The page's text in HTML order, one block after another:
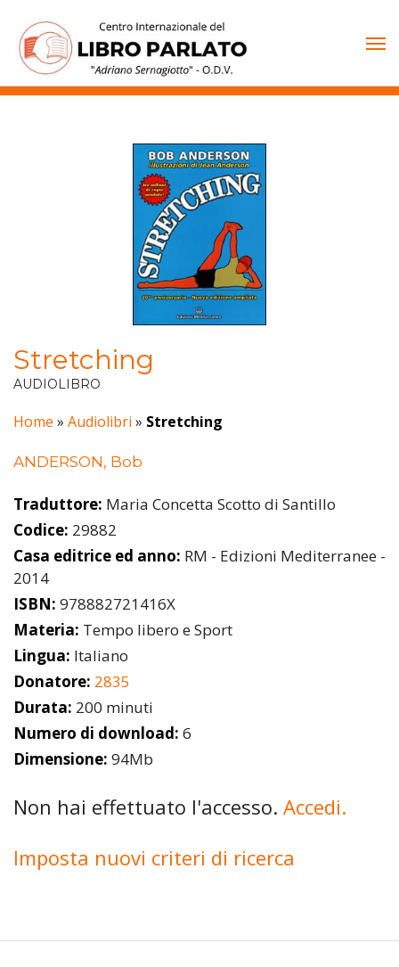
contenuto
Stretching
AUDIOLIBRO
Home » Audiolibri » Stretching
ANDERSON, Bob
Traduttore: Maria Concetta Scotto di Santillo
Codice: 29882
Casa editrice ed anno: RM - Edizioni Mediterranee -
2014
ISBN: 978882721416X
Materia: Tempo libero e Sport
Lingua: Italiano
Donatore: 2835
Durata: 200 minuti
Numero di download: 6
Dimensione: 94Mb
Non hai effettuato l'accesso. Accedi.
Imposta nuovi criteri di ricerca